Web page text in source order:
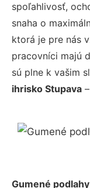
spoľahlivosť,
snaha o
ktorá je pre nás
pracovníci majú
sú plne k vašim
ihrisko Stupava
Gumené